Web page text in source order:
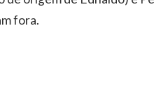
fora.